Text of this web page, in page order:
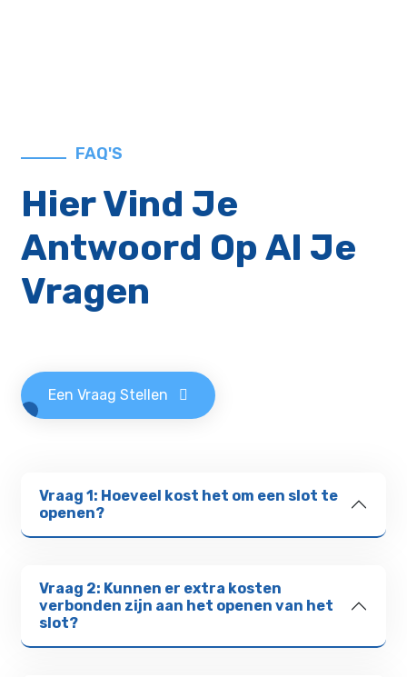
FAQ'S
Hier Vind Je
Antwoord Op Al Je
Vragen
Een Vraag Stellen
Vraag 1: Hoeveel kost het om een slot te
openen?
Vraag 2: Kunnen er extra kosten
verbonden zijn aan het openen van het
slot?